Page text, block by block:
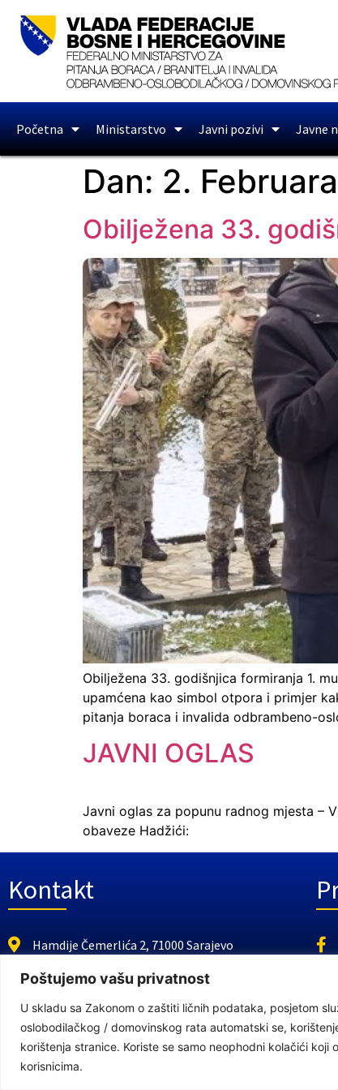
Poštujemo vašu privatnost
U skladu sa Zakonom o zaštiti ličnih podataka, posjetom
oslobodilačkog / domovinskog rata automatski se,
korištenja stranice. Koriste se samo neophodni kolačići
korisnicima.
Početna Ministarstvo Javni pozivi Javne
Dan: 2.
Obilježena 33.
Obilježena 33. godišnjica formiranja 1.
upamćena kao simbol otpora i primjer
pitanja boraca i invalida odbrambeno-
JAVNI OGLAS
Javni oglas za popunu radnog mjesta –
obaveze Hadžići:
Kontakt
Hamdije Čemerlića 2, 71000 Sarajevo
https://fmbi.gov.ba
+387 33 21 29 32
E-mail: kabinet@fmbi.gov.ba